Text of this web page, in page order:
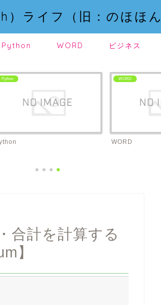
）ライフ（旧：のほほん
Python WORD ビジネス
Python WORD
WORD
合計を計算する
】